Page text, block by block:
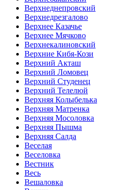
Верхнеднепровский
Верхнедрезгалово
Верхнее Казачье
Верхнее Мячково
Верхнекалиновский
Верхние Кибя-Кози
Верхний Акташ
Верхний Ломовец
Верхний Студенец
Верхний Телелюй
Верхняя Колыбелька
Верхняя Матренка
Верхняя Мосоловка
Верхняя Пышма
Верхняя Салда
Веселая
Веселовка
Вестник
Весь
Вешаловка